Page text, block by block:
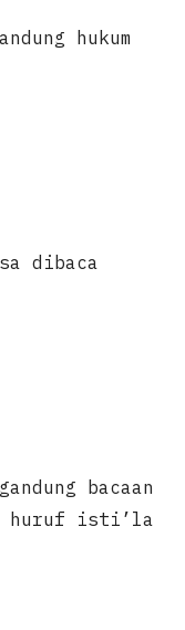
hukum
dibaca
bacaan
huruf isti’la